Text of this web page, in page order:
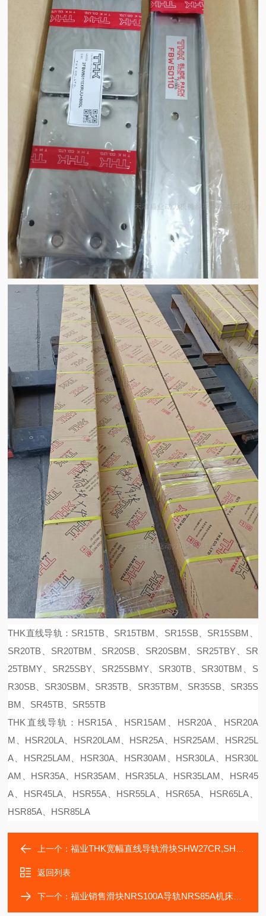
THK直线导轨：SR15TB、SR15TBM、SR15SB、SR15SBM、
SR20TB、SR20TBM、SR20SB、SR20SBM、SR25TBY、SR
25TBMY、SR25SBY、SR25SBMY、SR30TB、SR30TBM、S
R30SB、SR30SBM、SR35TB、SR35TBM、SR35SB、SR35S
BM、SR45TB、SR55TB
THK直线导轨：HSR15A、HSR15AM、HSR20A、HSR20A
M、HSR20LA、HSR20LAM、HSR25A、HSR25AM、HSR25L
A、HSR25LAM、HSR30A、HSR30AM、HSR30LA、HSR30L
AM、HSR35A、HSR35AM、HSR35LA、HSR35LAM、HSR45
A、HSR45LA、HSR55A、HSR55LA、HSR65A、HSR65LA、
HSR85A、HSR85LA
上一个：福业THK宽幅直线导轨滑块SHW27CR,SHW35CR
返回列表
下一个：福业销售滑块NRS100A导轨NRS85A机床轴承THK